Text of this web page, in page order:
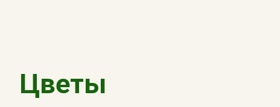
Цветы